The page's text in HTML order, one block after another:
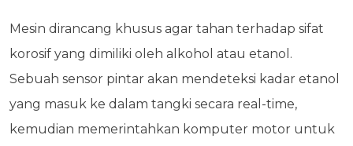
Mesin dirancang khusus agar tahan terhadap sifat
korosif yang dimiliki oleh alkohol atau etanol.
Sebuah sensor pintar akan mendeteksi kadar etanol
yang masuk ke dalam tangki secara real-time,
kemudian memerintahkan komputer motor untuk